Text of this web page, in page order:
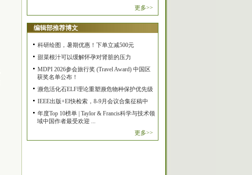
更多>>
编辑部推荐博文
科研绘图，暑期优惠！下单立减500元
甜菜根汁可以缓解怀孕对肾脏的压力
MDPI 2026参会旅行奖 (Travel Award) 中国区
获奖名单公布！
濒危活化石ELF理论重塑濒危物种保护优先级
IEEE出版+EI快检索，8-9月会议合集征稿中
年度Top 10榜单 | Taylor & Francis科学与技术领
域中国作者最受欢迎 ...
更多>>